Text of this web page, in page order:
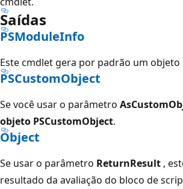
Saídas
PSModuleInfo
Este cmdlet gera por padrão um objeto
PSCustomObject
Se você usar o parâmetro
objeto PSCustomObject.
Object
Se usar o parâmetro ReturnResult ,
resultado da avaliação do bloco de